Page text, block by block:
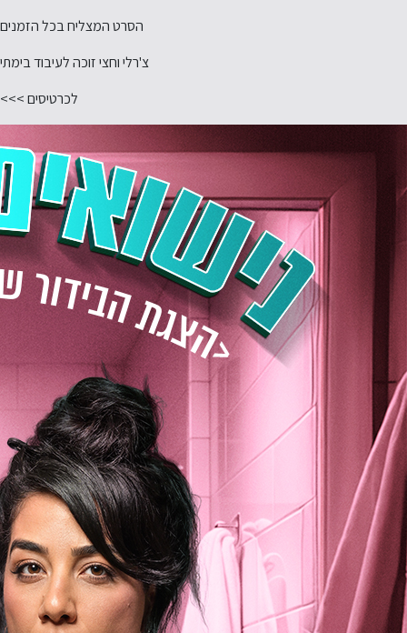
הסרט המצליח בכל הזמנים
צ'רלי וחצי זוכה לעיבוד בימתי
לכרטיסים >>>